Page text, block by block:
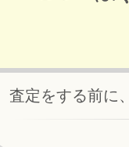
査定をする前に